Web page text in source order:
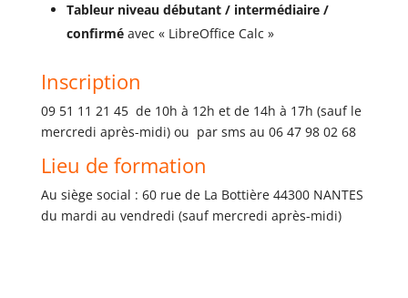
Tableur niveau débutant / intermédiaire /
confirmé avec « LibreOffice Calc »
Inscription
09 51 11 21 45 de 10h à 12h et de 14h à 17h (sauf le
mercredi après-midi) ou par sms au 06 47 98 02 68
Lieu de formation
Au siège social : 60 rue de La Bottière 44300 NANTES
du mardi au vendredi (sauf mercredi après-midi)